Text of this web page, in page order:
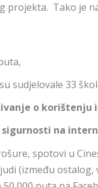
projekta. Tako je
sudjelovale 33
o korištenju
na
spotovi u
(između ostalog,